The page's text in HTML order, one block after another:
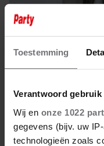
Toestemming
Verantwoord gebruik
Wij en onze 1022
gegevens (bijv. uw
technologieën zoals